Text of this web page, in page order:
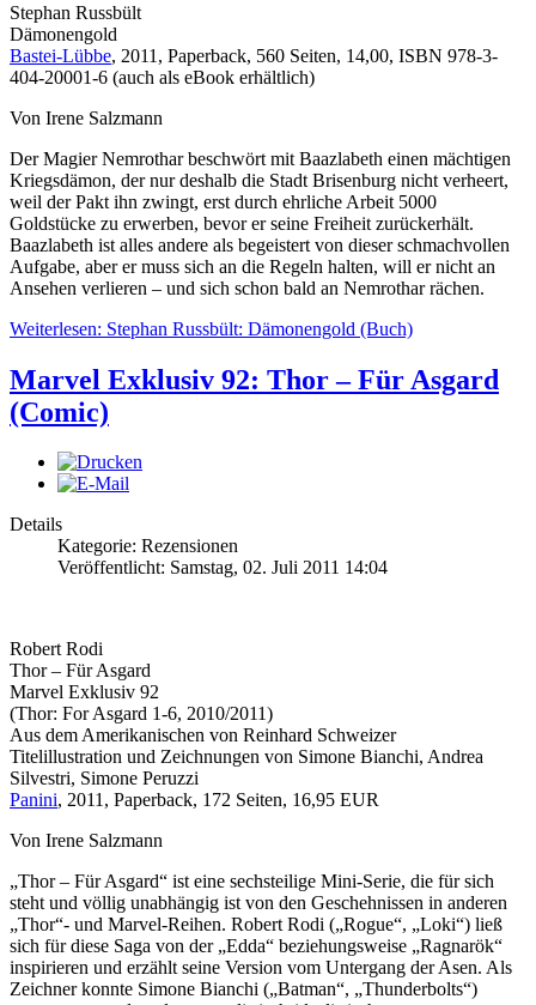
Stephan Russbült
Dämonengold
Bastei-Lübbe, 2011, Paperback, 560 Seiten, 14,00, ISBN 978-3-
404-20001-6 (auch als eBook erhältlich)
Von Irene Salzmann
Der Magier Nemrothar beschwört mit Baazlabeth einen mächtigen
Kriegsdämon, der nur deshalb die Stadt Brisenburg nicht verheert,
weil der Pakt ihn zwingt, erst durch ehrliche Arbeit 5000
Goldstücke zu erwerben, bevor er seine Freiheit zurückerhält.
Baazlabeth ist alles andere als begeistert von dieser schmachvollen
Aufgabe, aber er muss sich an die Regeln halten, will er nicht an
Ansehen verlieren – und sich schon bald an Nemrothar rächen.
Weiterlesen: Stephan Russbült: Dämonengold (Buch)
Marvel Exklusiv 92: Thor – Für Asgard
(Comic)
Details
Kategorie: Rezensionen
Veröffentlicht: Samstag, 02. Juli 2011 14:04
Robert Rodi
Thor – Für Asgard
Marvel Exklusiv 92
(Thor: For Asgard 1-6, 2010/2011)
Aus dem Amerikanischen von Reinhard Schweizer
Titelillustration und Zeichnungen von Simone Bianchi, Andrea
Silvestri, Simone Peruzzi
Panini, 2011, Paperback, 172 Seiten, 16,95 EUR
Von Irene Salzmann
„Thor – Für Asgard“ ist eine sechsteilige Mini-Serie, die für sich
steht und völlig unabhängig ist von den Geschehnissen in anderen
„Thor“- und Marvel-Reihen. Robert Rodi („Rogue“, „Loki“) ließ
sich für diese Saga von der „Edda“ beziehungsweise „Ragnarök“
inspirieren und erzählt seine Version vom Untergang der Asen. Als
Zeichner konnte Simone Bianchi („Batman“, „Thunderbolts“)